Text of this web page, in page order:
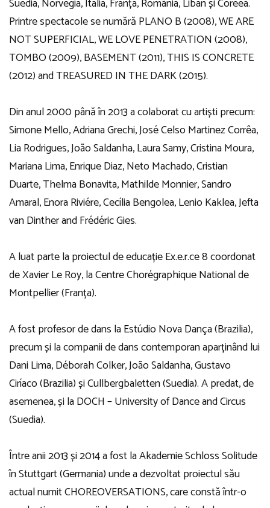
Printre spectacole se numără PLANO B (2008), WE ARE
NOT SUPERFICIAL, WE LOVE PENETRATION (2008),
TOMBO (2009), BASEMENT (2011), THIS IS CONCRETE
(2012) and TREASURED IN THE DARK (2015).
Din anul 2000 până în 2013 a colaborat cu artiști precum:
Simone Mello, Adriana Grechi, José Celso Martinez Corrêa,
Lia Rodrigues, João Saldanha, Laura Samy, Cristina Moura,
Mariana Lima, Enrique Diaz, Neto Machado, Cristian
Duarte, Thelma Bonavita, Mathilde Monnier, Sandro
Amaral, Enora Riviére, Cecília Bengolea, Lenio Kaklea, Jefta
van Dinther and Frédéric Gies.
A luat parte la proiectul de educație Ex.e.r.ce 8 coordonat
de Xavier Le Roy, la Centre Chorégraphique National de
Montpellier (Franța).
A fost profesor de dans la Estúdio Nova Dança (Brazilia),
precum și la companii de dans contemporan aparținând lui
Dani Lima, Déborah Colker, João Saldanha, Gustavo
Ciríaco (Brazilia) și Cullbergbaletten (Suedia). A predat, de
asemenea, și la DOCH – University of Dance and Circus
(Suedia).
Între anii 2013 și 2014 a fost la Akademie Schloss Solitude
în Stuttgart (Germania) unde a dezvoltat proiectul său
actual numit CHOREOVERSATIONS, care constă într-o